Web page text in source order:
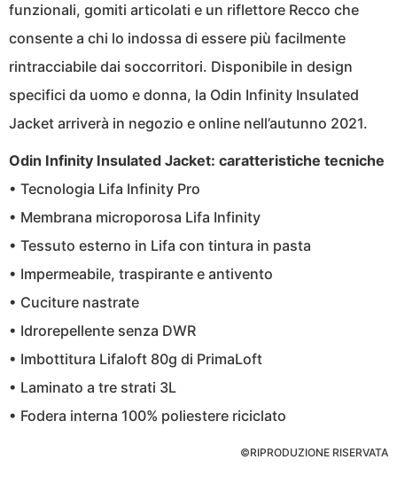
funzionali, gomiti articolati e un riflettore Recco che
consente a chi lo indossa di essere più facilmente
rintracciabile dai soccorritori. Disponibile in design
specifici da uomo e donna, la Odin Infinity Insulated
Jacket arriverà in negozio e online nell’autunno 2021.
Odin Infinity Insulated Jacket: caratteristiche tecniche
• Tecnologia Lifa Infinity Pro
• Membrana microporosa Lifa Infinity
• Tessuto esterno in Lifa con tintura in pasta
• Impermeabile, traspirante e antivento
• Cuciture nastrate
• Idrorepellente senza DWR
• Imbottitura Lifaloft 80g di PrimaLoft
• Laminato a tre strati 3L
• Fodera interna 100% poliestere riciclato
©RIPRODUZIONE RISERVATA